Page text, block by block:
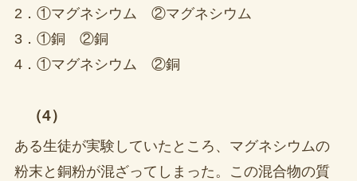
2．①マグネシウム ②マグネシウム
3．①銅 ②銅
4．①マグネシウム ②銅
（4）
ある生徒が実験していたところ、マグネシウムの
粉末と銅粉が混ざってしまった。この混合物の質